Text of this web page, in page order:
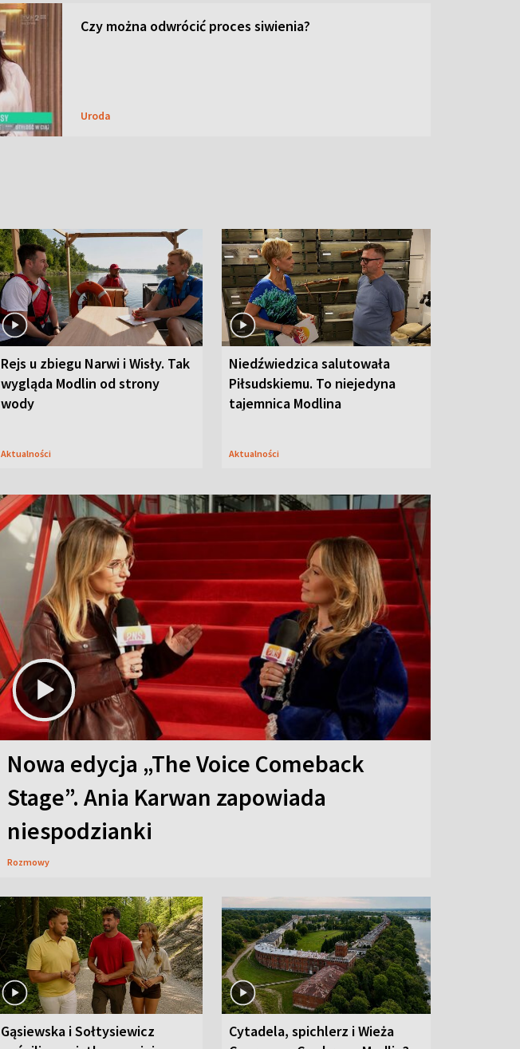
Czy można odwrócić proces siwienia?
Uroda
Rejs u zbiegu Narwi i Wisły. Tak
wygląda Modlin od strony
wody
Aktualności
Niedźwiedzica salutowała
Piłsudskiemu. To niejedyna
tajemnica Modlina
Aktualności
Nowa edycja „The Voice Comeback
Stage”. Ania Karwan zapowiada
niespodzianki
Rozmowy
Gąsiewska i Sołtysiewicz
Cytadela, spichlerz i Wieża